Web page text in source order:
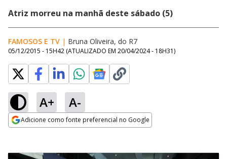
Atriz morreu na manhã deste sábado (5)
FAMOSOS E TV | Bruna Oliveira, do R7
05/12/2015 - 15H42 (ATUALIZADO EM 20/04/2024 - 18H31)
A+ A-
Adicione como fonte preferencial no Google